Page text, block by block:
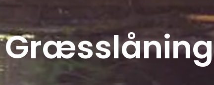
Græsslåning